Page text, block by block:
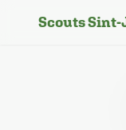
Scouts